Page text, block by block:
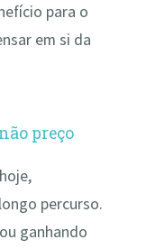
para o
em si da
preço
percurso.
ganhando